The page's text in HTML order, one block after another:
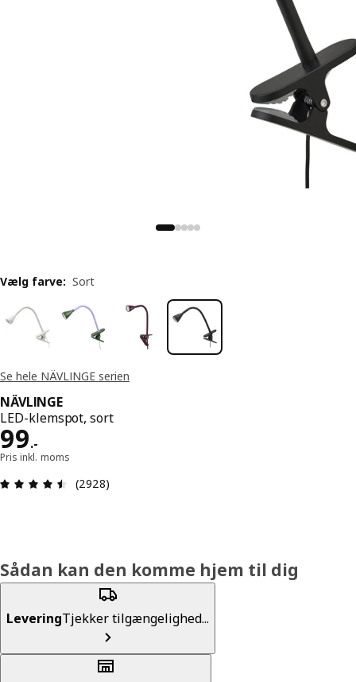
Se hele NÄVLINGE serien
NÄVLINGE
LED-klemspot, sort
99.-
Pris 99.-
Pris inkl. moms
Anmeldelse: 4.5 Ud af 5 Stjerner. Anmeldelser i
(2928)
Vælg farve: Sort
Sådan kan den komme hjem til dig
LeveringTjekker tilgængelighed...